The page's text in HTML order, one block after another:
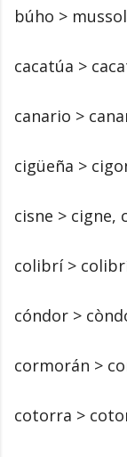
búho >
cacatúa >
canario >
cigüeña >
cisne > cigne,
colibrí >
cóndor >
cormorán >
cotorra >